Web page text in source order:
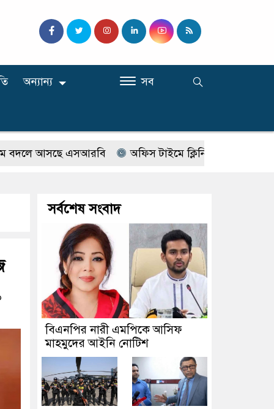
অন্যান্য সব
আসছে এসআরবি অফিস টাইমে ক্লিনিকে রোগী দেখছিলেন
সর্বশেষ সংবাদ
বিএনপির নারী এমপিকে আসিফ
মাহমুদের আইনি নোটিশ